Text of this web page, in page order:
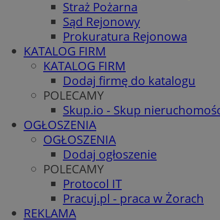
Straż Pożarna
Sąd Rejonowy
Prokuratura Rejonowa
KATALOG FIRM
KATALOG FIRM
Dodaj firmę do katalogu
POLECAMY
Skup.io - Skup
OGŁOSZENIA
OGŁOSZENIA
Dodaj ogłoszenie
POLECAMY
Protocol IT
Pracuj.pl - praca w Żorach
REKLAMA